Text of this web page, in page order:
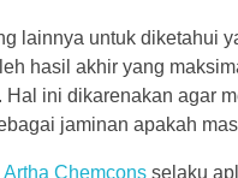
lainnya untuk diketahui
hasil akhir yang
Hal ini dikarenakan agar
jaminan apakah
Artha Chemcons selaku